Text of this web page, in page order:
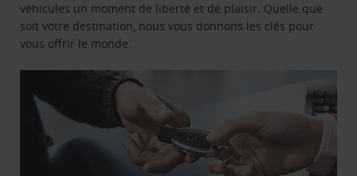
véhicules un moment de liberté et de plaisir. Quelle que
soit votre destination, nous vous donnons les clés pour
vous offrir le monde.